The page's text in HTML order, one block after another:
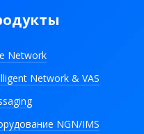
Network
Network & VAS
NGN/IMS